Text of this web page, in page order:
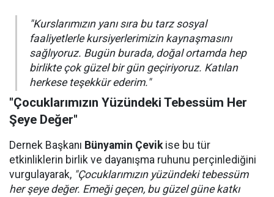
"Kurslarımızın yanı sıra bu tarz sosyal
faaliyetlerle kursiyerlerimizin kaynaşmasını
sağlıyoruz. Bugün burada, doğal ortamda hep
birlikte çok güzel bir gün geçiriyoruz. Katılan
herkese teşekkür ederim."
"Çocuklarımızın Yüzündeki Tebessüm Her
Şeye Değer"
Dernek Başkanı Bünyamin Çevikise bu tür
etkinliklerin birlik ve dayanışma ruhunu perçinlediğini
vurgulayarak, "Çocuklarımızın yüzündeki tebessüm
her şeye değer. Emeği geçen, bu güzel güne katkı